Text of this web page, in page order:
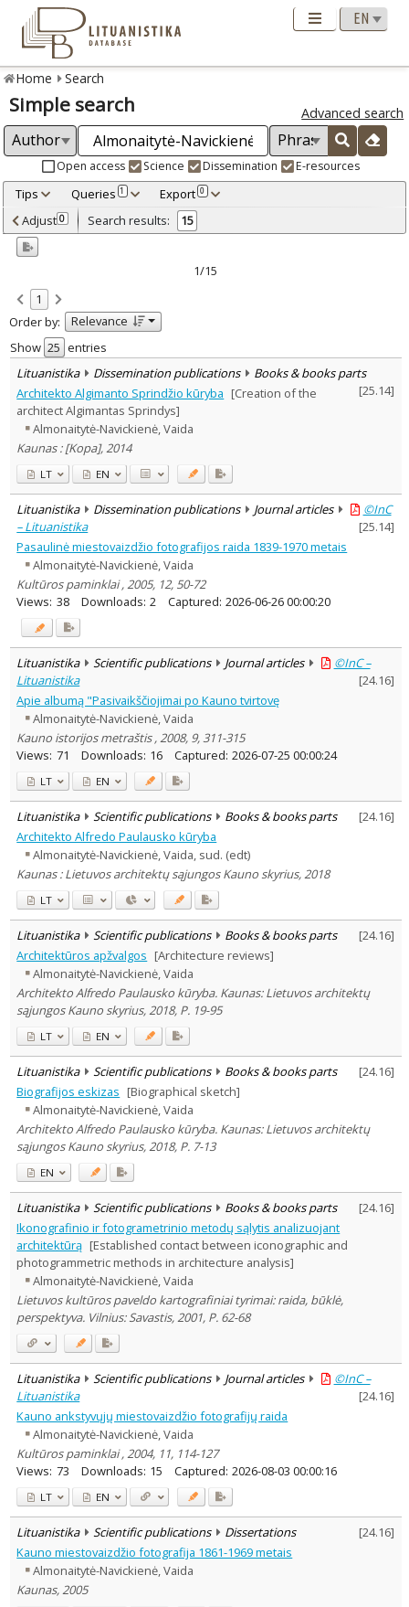
Home Search
Simple search Advanced search
Open access Science Dissemination E-resources
Tips Queries 1 Export 0
Adjusted by criteria 0
Year
Refine
Open access
Scientific publications 13
Dissemination publications
Document Type:
Books & books parts 5
Journal articles 9
Dissertations 1
Subject area:
History
2
Management 1
Text language
Country of publication
Historical periods
Lithuanian place names
Subject
Journal
Adjust 0 Search results: 15
1/15
1
Order by:
Relevance
Show
entries
Lituanistika
Dissemination publications
Books & books parts
[25.14]
Architekto Algimanto Sprindžio kūryba [Creation of the
architect Algimantas Sprindys]
Almonaitytė-Navickienė, Vaida
Kaunas : [Kopa], 2014
LT EN
Lituanistika Dissemination publications Journal articles
©InC
– Lituanistika
[25.14]
Pasaulinė miestovaizdžio fotografijos raida 1839-1970 metais
Almonaitytė-Navickienė, Vaida
Kultūros paminklai , 2005, 12, 50-72
Views: 38 Downloads: 2 Captured: 2026-06-26 00:00:20
Lituanistika Scientific publications Journal articles
©InC –
Lituanistika
[24.16]
Apie albumą "Pasivaikščiojimai po Kauno tvirtovę
Almonaitytė-Navickienė, Vaida
Kauno istorijos metraštis , 2008, 9, 311-315
Views: 71 Downloads: 16 Captured: 2026-07-25 00:00:24
LT EN
Lituanistika Scientific publications Books & books parts [24.16]
Architekto Alfredo Paulausko kūryba
Almonaitytė-Navickienė, Vaida, sud. (edt)
Kaunas : Lietuvos architektų sąjungos Kauno skyrius, 2018
LT
Lituanistika Scientific publications Books & books parts [24.16]
Architektūros apžvalgos [Architecture reviews]
Almonaitytė-Navickienė, Vaida
Architekto Alfredo Paulausko kūryba. Kaunas: Lietuvos architektų
sąjungos Kauno skyrius, 2018, P. 19-95
LT EN
Lituanistika Scientific publications Books & books parts [24.16]
Biografijos eskizas [Biographical sketch]
Almonaitytė-Navickienė, Vaida
Architekto Alfredo Paulausko kūryba. Kaunas: Lietuvos architektų
sąjungos Kauno skyrius, 2018, P. 7-13
EN
Lituanistika Scientific publications Books & books parts [24.16]
Ikonografinio ir fotogrametrinio metodų sąlytis analizuojant
architektūrą [Established contact between iconographic and
photogrammetric methods in architecture analysis]
Almonaitytė-Navickienė, Vaida
Lietuvos kultūros paveldo kartografiniai tyrimai: raida, būklė,
perspektyva. Vilnius: Savastis, 2001, P. 62-68
Lituanistika Scientific publications Journal articles
©InC –
Lituanistika
[24.16]
Kauno ankstyvųjų miestovaizdžio fotografijų raida
Almonaitytė-Navickienė, Vaida
Kultūros paminklai , 2004, 11, 114-127
Views: 73 Downloads: 15 Captured: 2026-08-03 00:00:16
LT EN
Lituanistika Scientific publications Dissertations [24.16]
Kauno miestovaizdžio fotografija 1861-1969 metais
Almonaitytė-Navickienė, Vaida
Kaunas, 2005